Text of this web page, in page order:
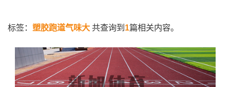
标签： 塑胶跑道气味大 共查询到 1篇相关内容。